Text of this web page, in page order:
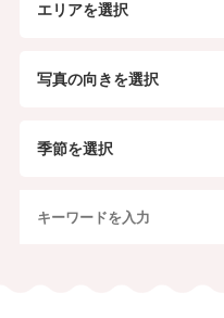
エリアを選択
写真の向きを選択
季節を選択